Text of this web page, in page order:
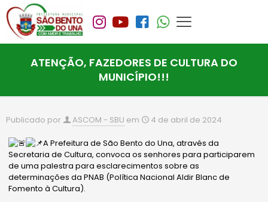
ATENÇÃO, FAZEDORES DE CULTURA DO
MUNICÍPIO!!!
Publicado por ASCOM - SBU em 4 de abril de 2024
A Prefeitura de São Bento do Una, através da
Secretaria de Cultura, convoca os senhores para participarem
de uma palestra para esclarecimentos sobre as
determinações da PNAB (Política Nacional Aldir Blanc de
Fomento à Cultura).